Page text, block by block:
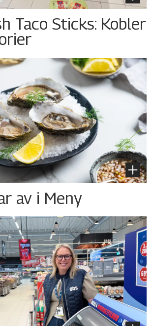
Taco Sticks: Kobler
av i Meny